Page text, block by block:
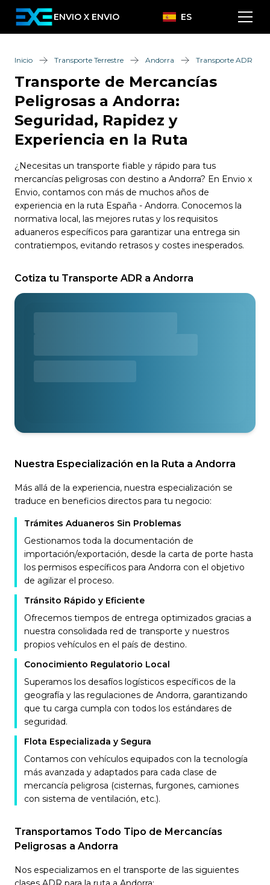
ENVIO X ENVIO ES
Inicio Transporte Terrestre Andorra Transporte ADR
Transporte de Mercancías
Peligrosas a Andorra:
Seguridad, Rapidez y
Experiencia en la Ruta
¿Necesitas un transporte fiable y rápido para tus
mercancías peligrosas con destino a Andorra? En Envio x
Envio, contamos con más de muchos años de
experiencia en la ruta España - Andorra. Conocemos la
normativa local, las mejores rutas y los requisitos
aduaneros específicos para garantizar una entrega sin
contratiempos, evitando retrasos y costes inesperados.
Cotiza tu Transporte ADR a Andorra
Nuestra Especialización en la Ruta a Andorra
Más allá de la experiencia, nuestra especialización se
traduce en beneficios directos para tu negocio:
Trámites Aduaneros Sin Problemas
Gestionamos toda la documentación de
importación/exportación, desde la carta de porte hasta
los permisos específicos para Andorra con el objetivo
de agilizar el proceso.
Tránsito Rápido y Eficiente
Ofrecemos tiempos de entrega optimizados gracias a
nuestra consolidada red de transporte y nuestros
propios vehículos en el país de destino.
Conocimiento Regulatorio Local
Superamos los desafíos logísticos específicos de la
geografía y las regulaciones de Andorra, garantizando
que tu carga cumpla con todos los estándares de
seguridad.
Flota Especializada y Segura
Contamos con vehículos equipados con la tecnología
más avanzada y adaptados para cada clase de
mercancía peligrosa (cisternas, furgones, camiones
con sistema de ventilación, etc.).
Transportamos Todo Tipo de Mercancías
Peligrosas a Andorra
Nos especializamos en el transporte de las siguientes